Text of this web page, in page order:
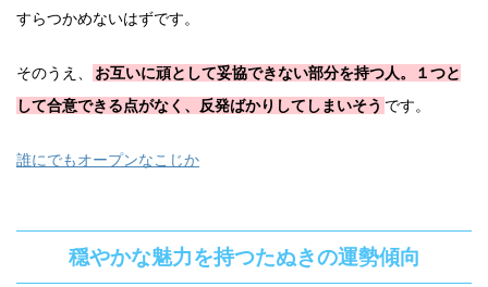
すらつかめないはずです。
そのうえ、
お互いに頑として妥協できない部分を持つ人。１つと
して合意できる点がなく、反発ばかりしてしまいそう です。
誰にでもオープンなこじか
穏やかな魅力を持つたぬきの運勢傾向